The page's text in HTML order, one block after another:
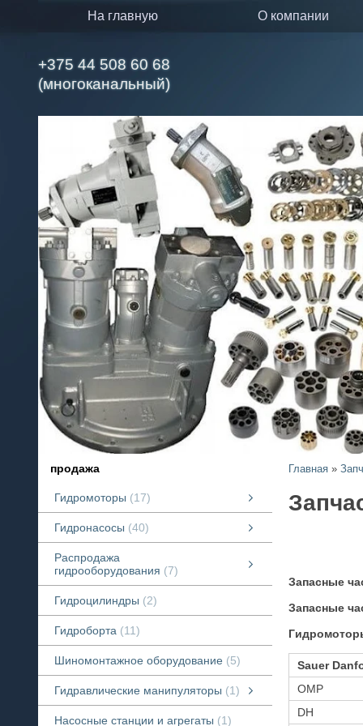
на главную о компании
+375 44 508 60 68
(многоканальный)
продажа
Гидромоторы 17
Гидронасосы 40
Распродажа
гидрооборудования
7
Гидроцилиндры 2
Гидроборта 11
Шиномонтажное оборудование 5
Гидравлические манипуляторы 1
Насосные станции и агрегаты 1
Главная »
Запасные
Запасные
Sauer
OMP
DH